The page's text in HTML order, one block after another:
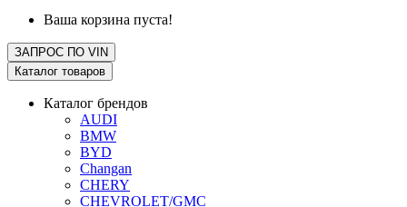
Ваша корзина пуста!
ЗАПРОС ПО VIN
Каталог товаров
Каталог брендов
AUDI
BMW
BYD
Changan
CHERY
CHEVROLET/GMC